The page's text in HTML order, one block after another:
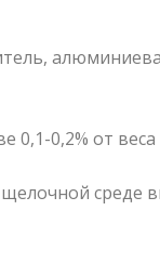
0,1-0,2% от
среде